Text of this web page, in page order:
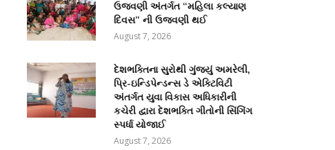
ઉજવણી અંતર્ગત “મહિલા કલ્યાણ
દિવસ” ની ઉજવણી થઈ
August 7, 2026
દેશભક્તિના સુરોથી ગુંજ્યું અમરેલી,
પ્રિ-ઇન્ડિપેન્ડન્સ ડે એક્ટિવિટી
અંતર્ગત યુવા વિકાસ અધિકારીની
કચેરી દ્વારા દેશભક્તિ ગીતોની સિંગિંગ
સ્પર્ધા યોજાઈ
August 7, 2026